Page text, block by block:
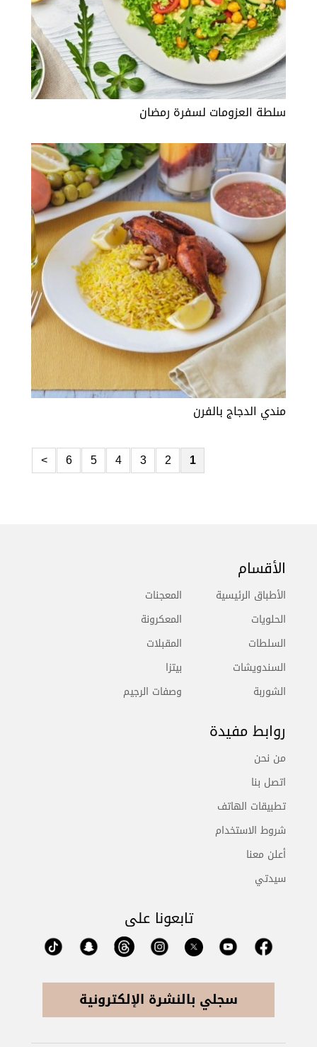
سلطة العزومات لسفرة رمضان
مندي الدجاج بالفرن
1
2
3
4
5
6
>
الأقسام
الأطباق الرئيسية
الحلويات
السلطات
السندويشات
الشوربة
المعجنات
المعكرونة
المقبلات
بيتزا
وصفات الرجيم
روابط مفيدة
من نحن
اتصل بنا
تطبيقات الهاتف
شروط الاستخدام
أعلن معنا
سيدتي
تابعونا على
سجلي بالنشرة الإلكترونية